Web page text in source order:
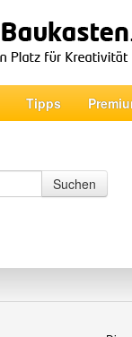
Tipps
Suchen